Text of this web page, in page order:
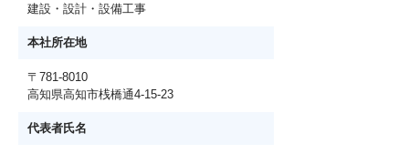
建設・設計・設備工事
本社所在地
〒781-8010
高知県高知市桟橋通4-15-23
代表者氏名